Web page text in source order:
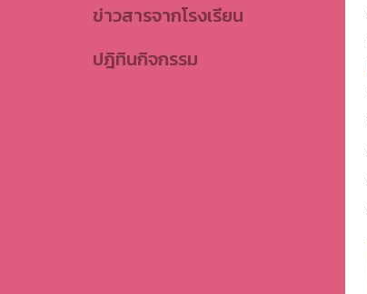
ข่าวสารจากโรงเรียน
ปฎิทินกิจกรรม